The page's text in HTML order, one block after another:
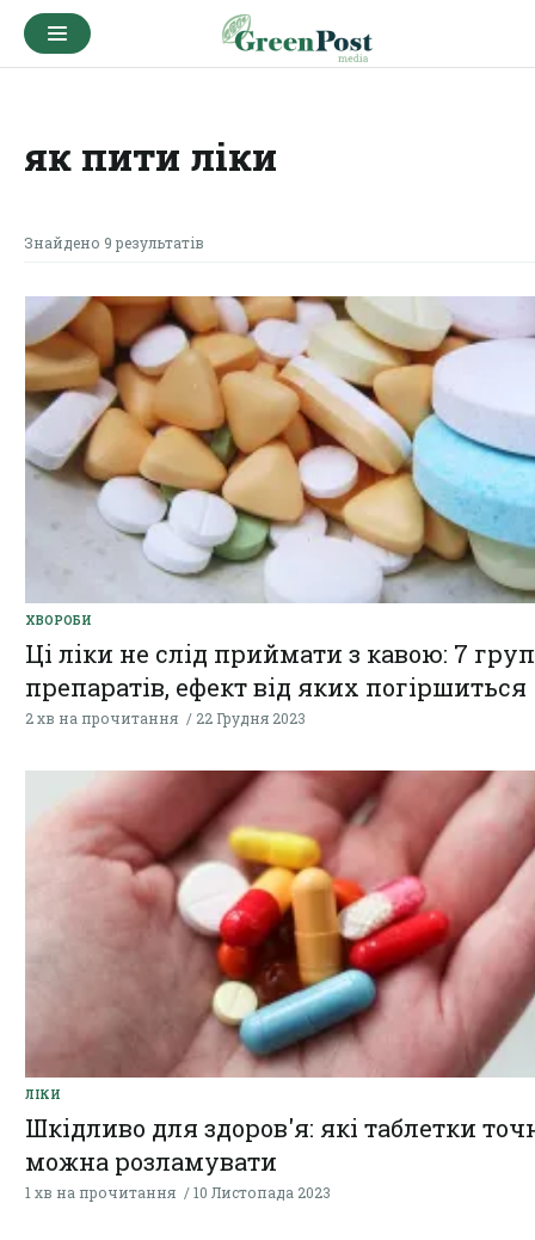
як пити ліки
Знайдено 9 результатів
ХВОРОБИ
Ці ліки не слід приймати з кавою: 7 груп
препаратів, ефект від яких погіршиться
2 хв на прочитання 22 Грудня 2023
ЛІКИ
Шкідливо для здоров'я: які таблетки
можна розламувати
1 хв на прочитання 10 Листопада 2023